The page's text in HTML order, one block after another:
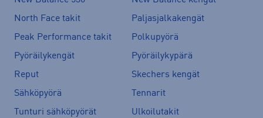
North Face takit
Paljasjalkakengät
Peak Performance takit
Polkupyörä
Pyöräilykengät
Pyöräilykypärä
Reput
Skechers kengät
Sähköpyörä
Tennarit
Tunturi sähköpyörät
Ulkoilutakit